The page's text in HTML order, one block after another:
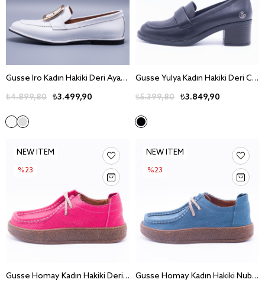
Gusse Iro Kadın Hakiki Deri Ayakkabı - 813
₺3.499,90
₺4.899,80
Gusse Yulya Kadın Hakiki Deri Casual Ayakkabı 265971
₺3.849,90
₺5.399,80
Gusse Homay Kadın Hakiki Deri Günlük Ayakkabı 241095
NEW ITEM
%23
Gusse Homay Kadın Hakiki Nubuk Deri Günlük Ayakkabı 241095-1
NEW ITEM
%23